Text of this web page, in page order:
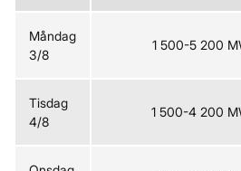
Måndag
3/8
1 500-5 200
Tisdag
4/8
1 500-4 200